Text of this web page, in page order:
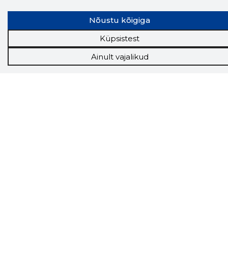
Rakendused
Lisavõimalused
Nõustu kõigiga
Küpsistest
Ainult vajalikud